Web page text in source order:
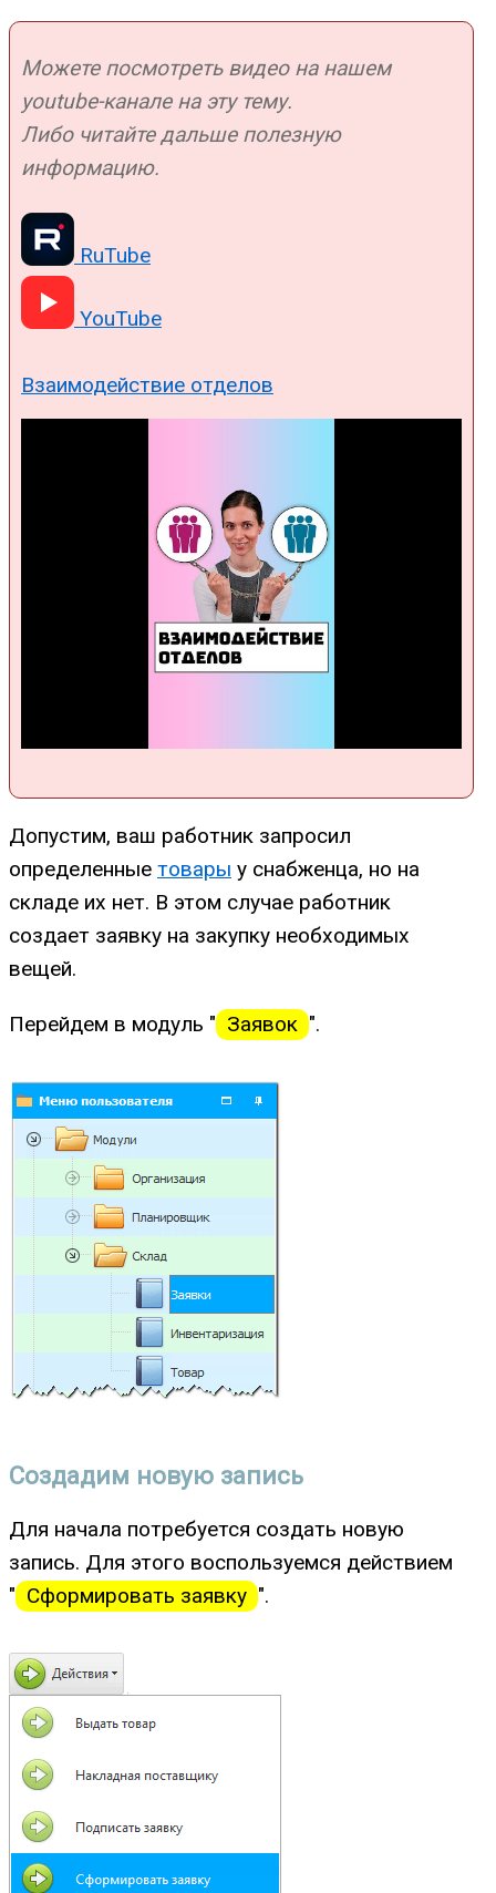
Можете посмотреть видео на нашем
youtube-канале на эту тему.
Либо читайте дальше полезную
информацию.
RuTube
YouTube
Взаимодействие отделов
Допустим, ваш работник запросил
определенные товары у снабженца, но на
складе их нет. В этом случае работник
создает заявку на закупку необходимых
вещей.
Перейдем в модуль " Заявок ".
Создадим новую запись
Для начала потребуется создать новую
запись. Для этого воспользуемся действием
" Сформировать заявку ".